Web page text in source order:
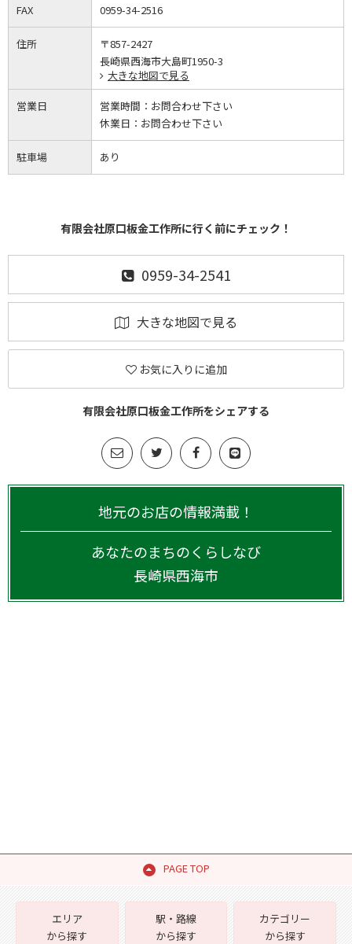
FAX 0959-34-2516
住所
〒857-2427
長崎県西海市大島町1950-3
大きな地図で見る
営業日 営業時間： お問合わせ下さい
休業日： お問合わせ下さい
駐車場 あり
有限会社原口板金工作所に行く前にチェック！
0959-34-2541
大きな地図で見る
お気に入りに追加
有限会社原口板金工作所をシェアする
地元のお店の情報満載！
あなたのまちのくらしなび
長崎県西海市
PAGE TOP
エリア
から探す
駅・路線
から探す
カテゴリー
から探す